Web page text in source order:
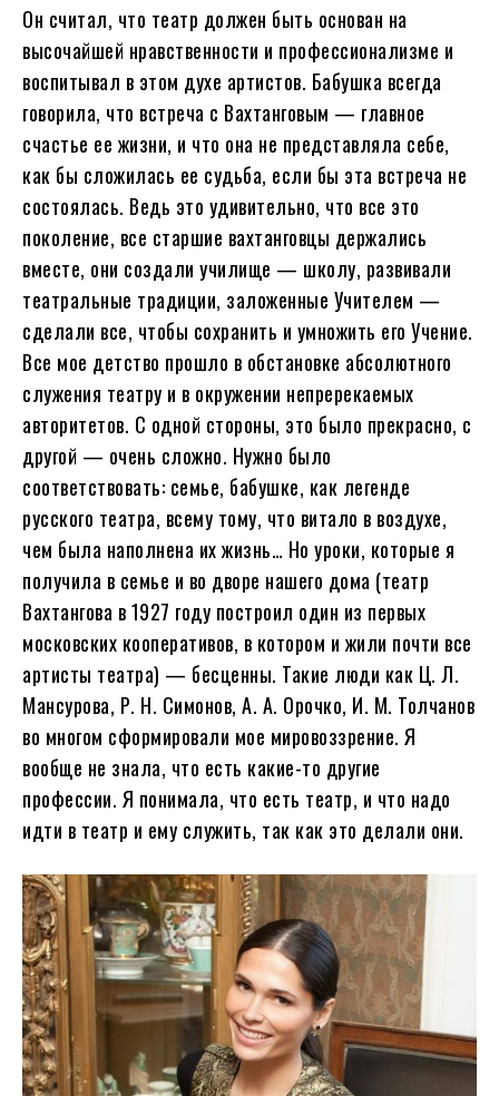
Он считал, что театр должен быть основан на
высочайшей нравственности и профессионализме и
воспитывал в этом духе артистов. Бабушка всегда
говорила, что встреча с Вахтанговым — главное
счастье ее жизни, и что она не представляла себе,
как бы сложилась ее судьба, если бы эта встреча не
состоялась. Ведь это удивительно, что все это
поколение, все старшие вахтанговцы держались
вместе, они создали училище — школу, развивали
театральные традиции, заложенные Учителем —
сделали все, чтобы сохранить и умножить его Учение.
Все мое детство прошло в обстановке абсолютного
служения театру и в окружении непререкаемых
авторитетов. С одной стороны, это было прекрасно, с
другой — очень сложно. Нужно было
соответствовать: семье, бабушке, как легенде
русского театра, всему тому, что витало в воздухе,
чем была наполнена их жизнь… Но уроки, которые я
получила в семье и во дворе нашего дома (театр
Вахтангова в 1927 году построил один из первых
московских кооперативов, в котором и жили почти все
артисты театра) — бесценны. Такие люди как Ц. Л.
Мансурова, Р. Н. Симонов, А. А. Орочко, И. М. Толчанов
во многом сформировали мое мировоззрение. Я
вообще не знала, что есть какие-то другие
профессии. Я понимала, что есть театр, и что надо
идти в театр и ему служить, так как это делали они.